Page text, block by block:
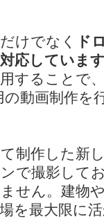
けでなく
ド
応しています
することで
の動画制作を
制作した新
で撮影して
せん。建物
を最大限に